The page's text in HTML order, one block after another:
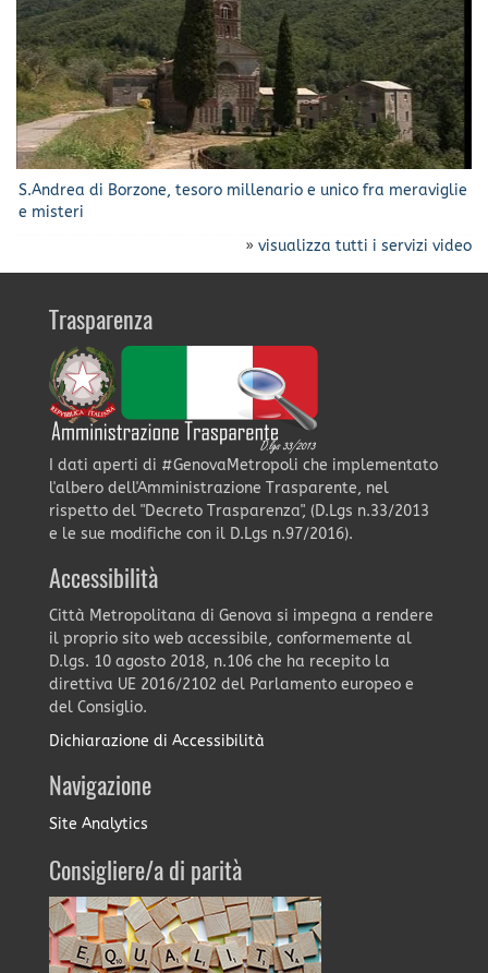
S.Andrea di Borzone, tesoro millenario e unico fra meraviglie
e misteri
» visualizza tutti i servizi video
Trasparenza
I dati aperti di #GenovaMetropoli che implementato
l'albero dell'Amministrazione Trasparente, nel
rispetto del "Decreto Trasparenza", (D.Lgs n.33/2013
e le sue modifiche con il D.Lgs n.97/2016).
Accessibilità
Città Metropolitana di Genova si impegna a rendere
il proprio sito web accessibile, conformemente al
D.lgs. 10 agosto 2018, n.106 che ha recepito la
direttiva UE 2016/2102 del Parlamento europeo e
del Consiglio.
Dichiarazione di Accessibilità
Navigazione
Site Analytics
Consigliere/a di parità